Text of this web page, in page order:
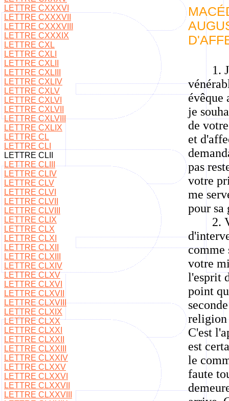
LETTRE CXXXVI
LETTRE CXXXVII
LETTRE CXXXVIII
LETTRE CXXXIX
LETTRE CXL
LETTRE CXLI
LETTRE CXLII
LETTRE CXLIII
LETTRE CXLIV
LETTRE CXLV
LETTRE CXLVI
LETTRE CXLVII
LETTRE CXLVIII
LETTRE CXLIX
LETTRE CL
LETTRE CLI
LETTRE CLII
LETTRE CLIII
LETTRE CLIV
LETTRE CLV
LETTRE CLVI
LETTRE CLVII
LETTRE CLVIII
LETTRE CLIX
LETTRE CLX
LETTRE CLXI
LETTRE CLXII
LETTRE CLXIII
LETTRE CLXIV
LETTRE CLXV
LETTRE CLXVI
LETTRE CLXVII
LETTRE CLXVIII
LETTRE CLXIX
LETTRE CLXX
LETTRE CLXXI
LETTRE CLXXII
LETTRE CLXXIII
LETTRE CLXXIV
LETTRE CLXXV
LETTRE CLXXVI
LETTRE CLXXVII
LETTRE CLXXVIII
1.
évêque
je
de
et
pas
votre
me
pour sa
2.
comme
votre
l'esprit
point
religion
C'est
est
le
faute